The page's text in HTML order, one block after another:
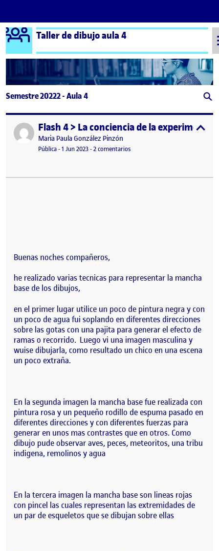
Saltar al contenido
Logo Ágora
Taller de dibujo aula 4
Semestre 20222 - Aula 4
Publicado porFlash 4 > La conciencia de la
Publicado por
Maria Paula González Pinzón
Visibilidad:
Pública-Fecha de publicación
1 Jun 20231 junio, 2023 11:12 pm
-2 comentariosen Flash 4 > La conciencia de la
Buenas noches compañeros,
he realizado varias tecnicas para representar la mancha
base de los dibujos,
en el primer lugar utilice un poco de pintura negra y con
un poco de agua fui soplando en diferentes direcciones
sobre las gotas con una pajita para generar el efecto de
ramas o recorrido. Luego vi una imagen masculina y
wuise dibujarla, como resultado un chico en una escena
un poco extraña.
En la segunda imagen la mancha base fue realizada con
pintura rosa y un pequeño rodillo de espuma pasado en
diferentes direcciones y con diferentes fuerzas para
generar en unos mas contrastes que en otros. Como
dibujo pude observar aves, peces, meteoritos, una tribu
indigena, remolinos y agua
En la tercera imagen la mancha base son lineas rojas
con pincel las cuales representan las extremidades de
un par de esqueletos que se dibujan sobre ellas